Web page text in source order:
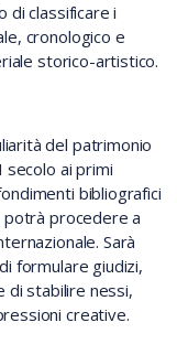
di classificare i
cronologico e
storico-artistico.
del patrimonio
ai primi
bibliografici
procedere a
Sarà
formulare giudizi,
di stabilire nessi,
creative.